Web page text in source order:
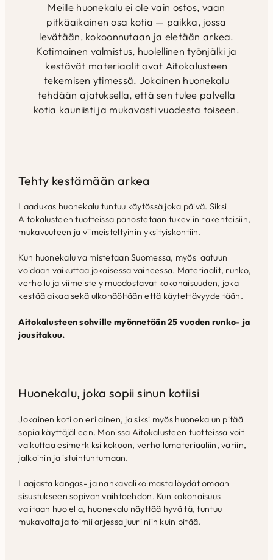
Meille huonekalu ei ole vain ostos, vaan
pitkäaikainen osa kotia — paikka, jossa
levätään, kokoonnutaan ja eletään arkea.
Kotimainen valmistus, huolellinen työnjälki ja
kestävät materiaalit ovat Aitokalusteen
tekemisen ytimessä. Jokainen huonekalu
tehdään ajatuksella, että sen tulee palvella
kotia kauniisti ja mukavasti vuodesta toiseen.
Tehty kestämään arkea
Laadukas huonekalu tuntuu käytössä joka päivä. Siksi
Aitokalusteen tuotteissa panostetaan tukeviin rakenteisiin,
mukavuuteen ja viimeisteltyihin yksityiskohtiin.
Kun huonekalu valmistetaan Suomessa, myös laatuun
voidaan vaikuttaa jokaisessa vaiheessa. Materiaalit, runko,
verhoilu ja viimeistely muodostavat kokonaisuuden, joka
kestää aikaa sekä ulkonäöltään että käytettävyydeltään.
Aitokalusteen sohville myönnetään 25 vuoden runko- ja
jousitakuu.
Huonekalu, joka sopii sinun kotiisi
Jokainen koti on erilainen, ja siksi myös huonekalun pitää
sopia käyttäjälleen. Monissa Aitokalusteen tuotteissa voit
vaikuttaa esimerkiksi kokoon, verhoilumateriaaliin, väriin,
jalkoihin ja istuintuntumaan.
Laajasta kangas- ja nahkavalikoimasta löydät omaan
sisustukseen sopivan vaihtoehdon. Kun kokonaisuus
valitaan huolella, huonekalu näyttää hyvältä, tuntuu
mukavalta ja toimii arjessa juuri niin kuin pitää.